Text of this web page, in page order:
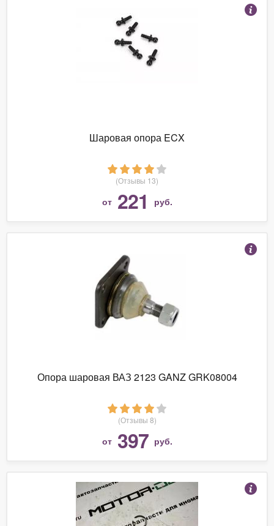
Шаровая опора ECX
(Отзывы 13)
от 221 руб.
Опора шаровая ВАЗ 2123 GANZ GRK08004
(Отзывы 8)
от 397 руб.